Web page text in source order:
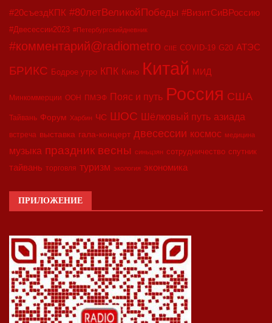
#20съездКПК #80летВеликойПобеды #ВизитСиВРоссию
#Двесессии2023 #Петербургскийдневник
#комментарий@radiometro CIIE COVID-19 G20 АТЭС
БРИКС Бодрое утро КПК Кино Китай МИД
Минкоммерции ООН ПМЭФ Пояс и путь Россия США
Тайвань Форум Харбин ЧС ШОС Шёлковый путь азиада
встреча выставка гала-концерт двесессии космос медицина
музыка праздник весны синьцзян сотрудничество спутник
тайвань торговля туризм экология экономика
ПРИЛОЖЕНИЕ